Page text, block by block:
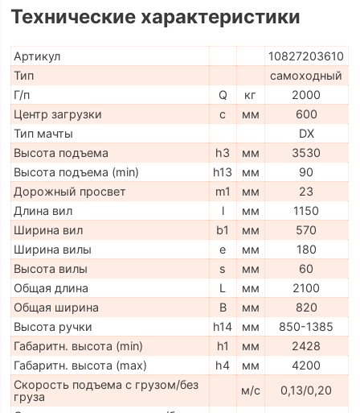
Технические характеристики
Артикул
10827203610
Тип
самоходный
Г/п
Q кг
2000
Центр загрузки
c мм
600
Тип мачты
DX
Высота подъема
h3 мм
3530
Высота подъема (min)
h13 мм
90
Дорожный просвет
m1 мм
23
Длина вил
l мм
1150
Ширина вил
b1 мм
570
Ширина вилы
e мм
180
Высота вилы
s мм
60
Общая длина
L мм
2100
Общая ширина
B мм
820
Высота ручки
h14 мм
850-1385
Габаритн. высота (min)
h1 мм
2428
Габаритн. высота (max)
h4 мм
4200
Скорость подъема с грузом/без
груза
м/с
0,13/0,20